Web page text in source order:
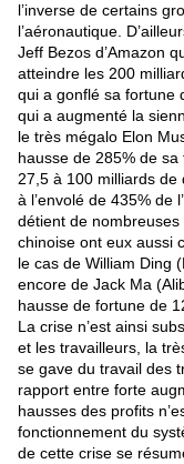
l’inverse de certains
l’aéronautique.
Jeff Bezos d’Amazon
atteindre les 200
qui a gonflé sa fortune
qui a augmenté la
le très mégalo Elon
hausse de 285% de
27,5 à 100 milliards de
à l’envolé de 435% de
détient de
chinoise ont eux aussi
le cas de William Ding
encore de Jack Ma
hausse de fortune de
La crise n’est ainsi
et les travailleurs, la
se gave du travail des
rapport entre forte
hausses des profits
fonctionnement du
de cette crise se